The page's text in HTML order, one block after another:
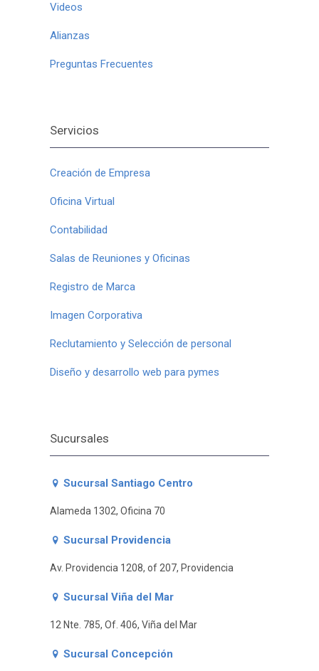
Videos
Alianzas
Preguntas Frecuentes
Servicios
Creación de Empresa
Oficina Virtual
Contabilidad
Salas de Reuniones y Oficinas
Registro de Marca
Imagen Corporativa
Reclutamiento y Selección de personal
Diseño y desarrollo web para pymes
Sucursales
Sucursal Santiago Centro
Alameda 1302, Oficina 70
Sucursal Providencia
Av. Providencia 1208, of 207, Providencia
Sucursal Viña del Mar
12 Nte. 785, Of. 406, Viña del Mar
Sucursal Concepción